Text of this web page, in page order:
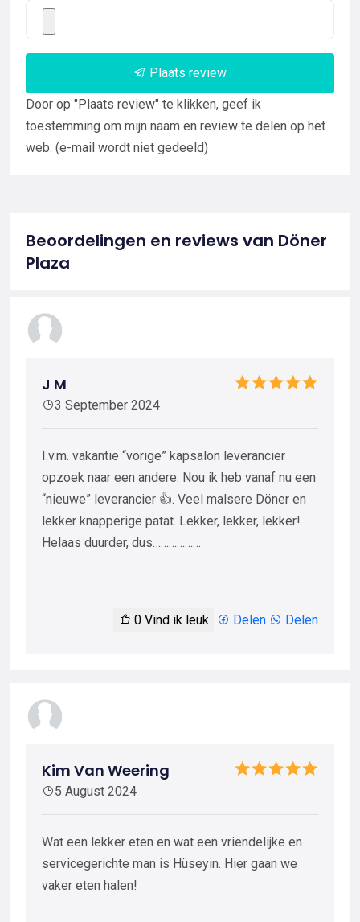
Plaats review
Door op "Plaats review" te klikken, geef ik
toestemming om mijn naam en review te delen op het
web. (e-mail wordt niet gedeeld)
Beoordelingen en reviews van Döner
Plaza
J M
3 September 2024
I.v.m. vakantie “vorige” kapsalon leverancier
opzoek naar een andere. Nou ik heb vanaf nu een
“nieuwe” leverancier 👍. Veel malsere Döner en
lekker knapperige patat. Lekker, lekker, lekker!
Helaas duurder, dus………………
0 Vind ik leuk Delen Delen
Kim Van Weering
5 August 2024
Wat een lekker eten en wat een vriendelijke en
servicegerichte man is Hüseyin. Hier gaan we
vaker eten halen!